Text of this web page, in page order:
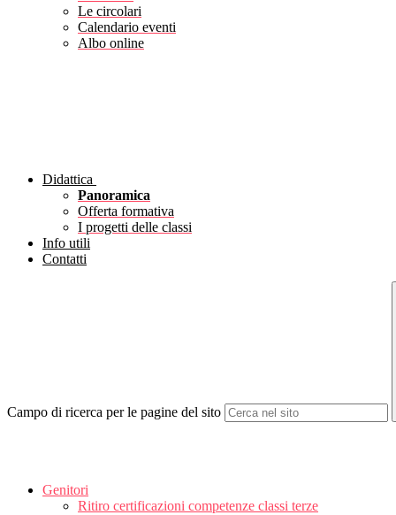
Le circolari
Calendario eventi
Albo online
Didattica
Panoramica
Offerta formativa
I progetti delle classi
Info utili
Contatti
Campo di ricerca per le pagine del sito
Genitori
Ritiro certificazioni competenze classi terze